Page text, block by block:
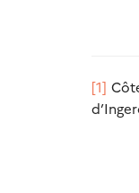
[1]